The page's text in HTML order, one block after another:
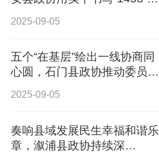
2025-09-05
五个“在基层”绘出一线协商同
心圆，石门县政协推动委员下
2025-09-05
奏响县域发展民生幸福和谐乐
章，溆浦县政协持续深